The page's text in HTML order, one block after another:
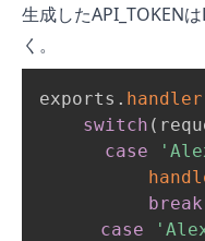
生成したAPI_TOKEN
く。
exports . handler
switch (
case
break
case